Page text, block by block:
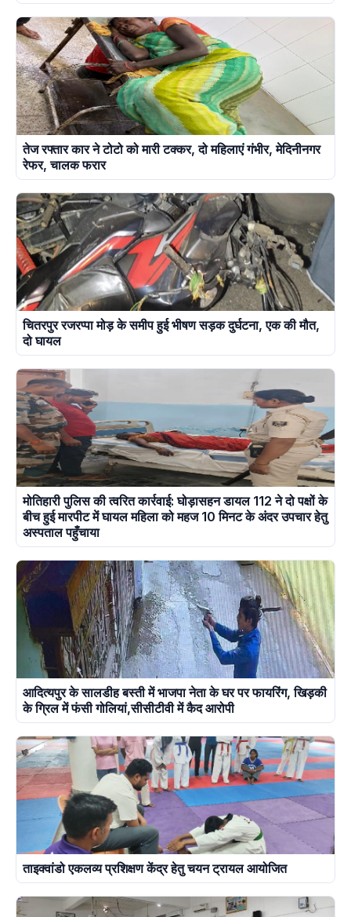
तेज रफ्तार कार ने टोटो को मारी टक्कर, दो महिलाएं गंभीर, मेदिनीनगर
रेफर, चालक फरार
चितरपुर रजरप्पा मोड़ के समीप हुई भीषण सड़क दुर्घटना, एक की मौत,
दो घायल
मोतिहारी पुलिस की त्वरित कार्रवाई: घोड़ासहन डायल 112 ने दो पक्षों के
बीच हुई मारपीट में घायल महिला को महज 10 मिनट के अंदर उपचार हेतु
अस्पताल पहुँचाया
आदित्यपुर के सालडीह बस्ती में भाजपा नेता के घर पर फायरिंग, खिड़की
के ग्रिल में फंसी गोलियां,सीसीटीवी में कैद आरोपी
ताइक्वांडो एकलव्य प्रशिक्षण केंद्र हेतु चयन ट्रायल आयोजित